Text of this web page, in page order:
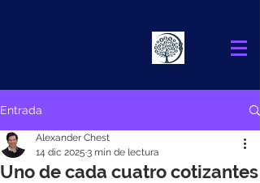
Entrada
Uno de cada cuatro cotizantes
Alexander Chest
14 dic 2025 3 min de lectura